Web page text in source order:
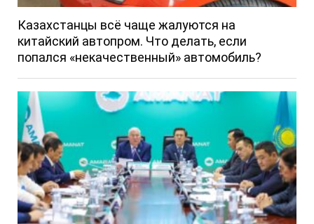
Казахстанцы всё чаще жалуются на
китайский автопром. Что делать, если
попался «некачественный» автомобиль?